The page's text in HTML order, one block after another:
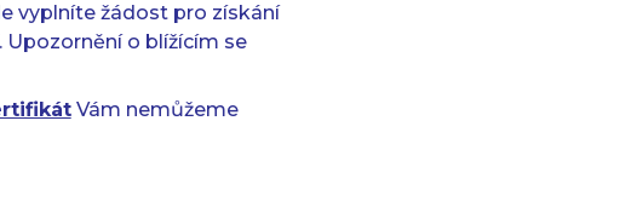
vyplníte žádost pro získání
Upozornění o blížícím se
Vám nemůžeme